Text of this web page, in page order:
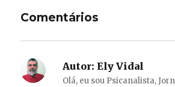
Comentários
Autor: Ely Vidal
Olá, eu sou Psicanalista,